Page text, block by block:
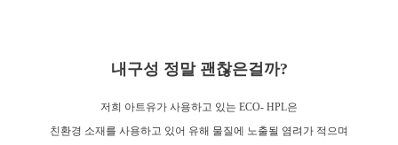
내구성 정말 괜찮은걸까?
저희 아트유가 사용하고 있는 ECO- HPL은
친환경 소재를 사용하고 있어 유해 물질에 노출될 염려가 적으며